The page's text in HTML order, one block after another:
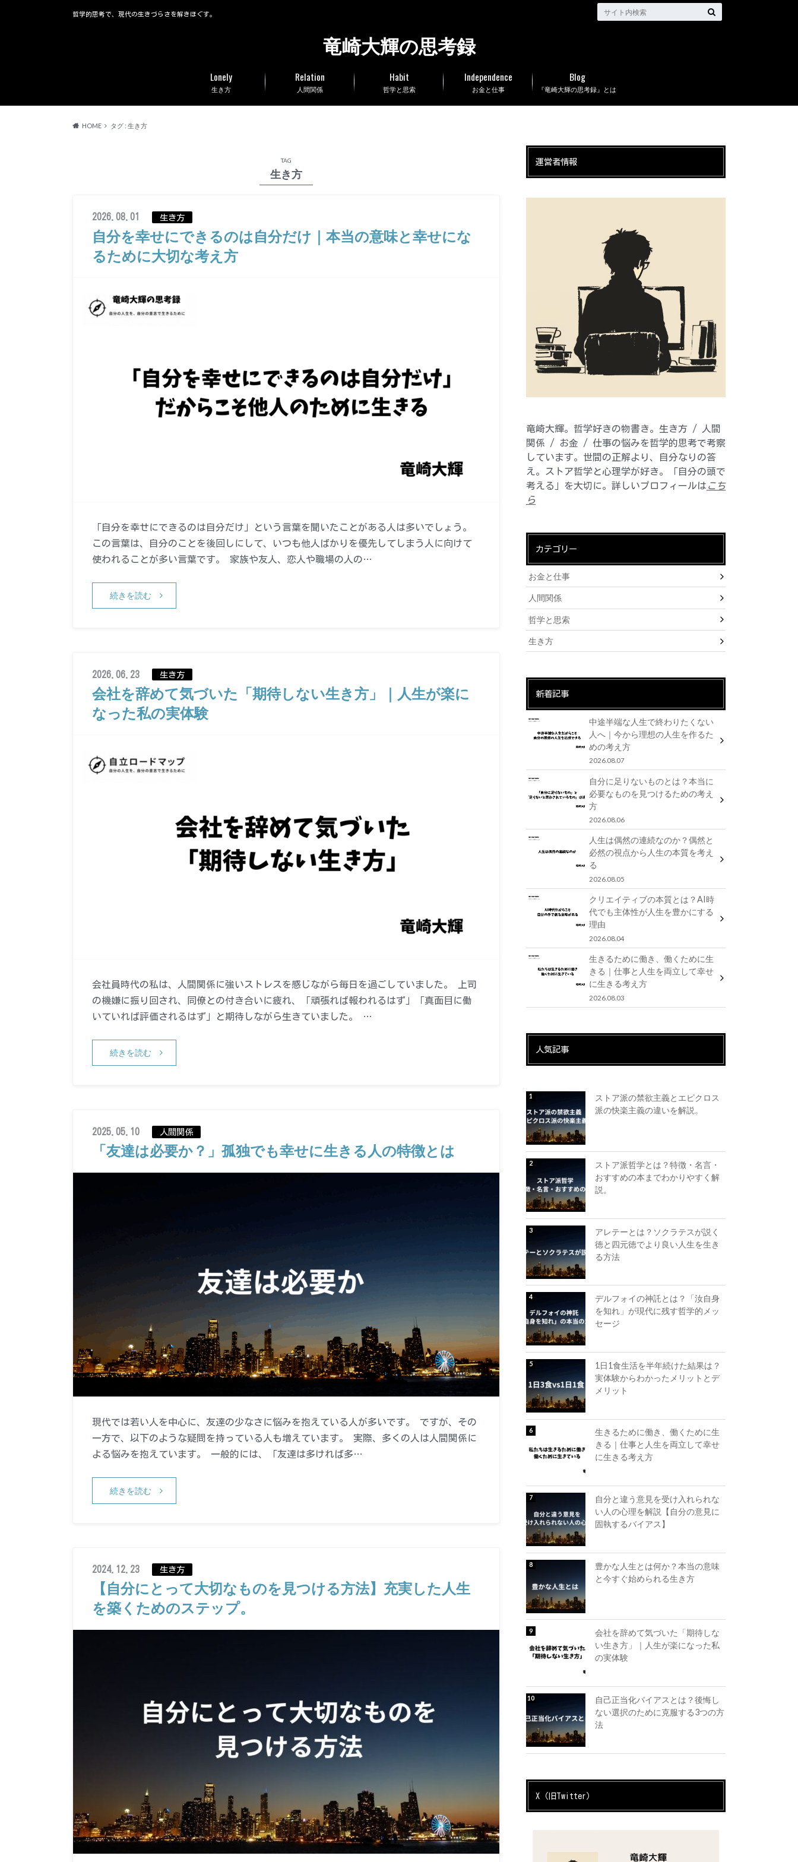
竜崎大輝の思考録
哲学的思考で、現代の生きづらさを解きほぐす。
生き方
Lonely
人間関係
Relation
哲学と思索
Habit
お金と仕事
Independence
『竜崎大輝の思考録』とは
Blog
HOME タグ : 生き方
TAG
生き方
2026.08.01 生き方
自分を幸せにできるのは自分だけ｜本当の意味と幸せにな
るために大切な考え方
「自分を幸せにできるのは自分だけ」という言葉を聞いたことがある人は多いでしょう。
この言葉は、自分のことを後回しにして、いつも他人ばかりを優先してしまう人に向けて
使われることが多い言葉です。 家族や友人、恋人や職場の人の…
続きを読む
2026.06.23 生き方
会社を辞めて気づいた「期待しない生き方」｜人生が楽に
なった私の実体験
会社員時代の私は、人間関係に強いストレスを感じながら毎日を過ごしていました。 上司
の機嫌に振り回され、同僚との付き合いに疲れ、「頑張れば報われるはず」「真面目に働
いていれば評価されるはず」と期待しながら生きていました。 …
続きを読む
2025.05.10 人間関係
「友達は必要か？」孤独でも幸せに生きる人の特徴とは
現代では若い人を中心に、友達の少なさに悩みを抱えている人が多いです。 ですが、その
一方で、以下のような疑問を持っている人も増えています。 実際、多くの人は人間関係に
よる悩みを抱えています。 一般的には、「友達は多ければ多…
続きを読む
2024.12.23 生き方
【自分にとって大切なものを見つける方法】充実した人生
を築くためのステップ。
運営者情報
竜崎大輝。哲学好きの物書き。生き方 / 人間
関係 / お金 / 仕事の悩みを哲学的思考で考察
しています。世間の正解より、自分なりの答
え。ストア哲学と心理学が好き。「自分の頭で
考える」を大切に。詳しいプロフィールは こち
ら
カテゴリー
お金と仕事
人間関係
哲学と思索
生き方
新着記事
中途半端な人生で終わりたくない
人へ｜今から理想の人生を作るた
めの考え方
2026.08.07
自分に足りないものとは？本当に
必要なものを見つけるための考え
方
2026.08.06
人生は偶然の連続なのか？偶然と
必然の視点から人生の本質を考え
る
2026.08.05
クリエイティブの本質とは？AI時
代でも主体性が人生を豊かにする
理由
2026.08.04
生きるために働き、働くために生
きる｜仕事と人生を両立して幸せ
に生きる考え方
2026.08.03
人気記事
ストア派の禁欲主義とエピクロス
派の快楽主義の違いを解説。
ストア派哲学とは？特徴・名言・
おすすめの本までわかりやすく解
説。
アレテーとは？ソクラテスが説く
徳と四元徳でより良い人生を生き
る方法
デルフォイの神託とは？「汝自身
を知れ」が現代に残す哲学的メッ
セージ
1日1食生活を半年続けた結果は？
実体験からわかったメリットとデ
メリット
生きるために働き、働くために生
きる｜仕事と人生を両立して幸せ
に生きる考え方
自分と違う意見を受け入れられな
い人の心理を解説【自分の意見に
固執するバイアス】
豊かな人生とは何か？本当の意味
と今すぐ始められる生き方
会社を辞めて気づいた「期待しな
い生き方」｜人生が楽になった私
の実体験
自己正当化バイアスとは？後悔し
ない選択のために克服する3つの方
法
X（旧Twitter）